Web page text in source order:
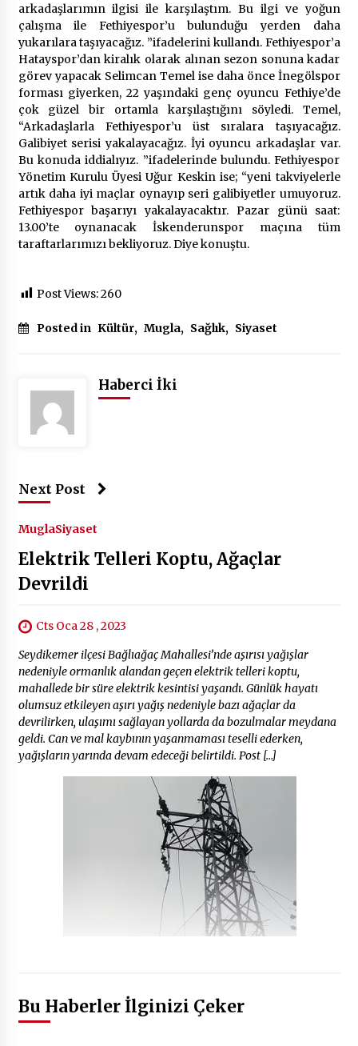
Saadet Partisi Ziyaretlere Devam Ediyor
4 ay ago
Başkan Aras “Bizler Günü Kurtaran Değil, Yarını
Kuran İşler İçin Çalışacağız”
9 ay ago
Seydikemer Belediye Meclisi Ekim Ayı
Toplantısı Yapıldı
2 yıl ago
“Hiç Kimse Kaçak Yapım Legalleşecek Ümidinde
Olmamalı”
2 yıl ago
arkadaşlarımın ilgisi ile karşılaştım. Bu ilgi ve yoğun
çalışma ile Fethiyespor’u bulunduğu yerden daha
yukarılara taşıyacağız. ”ifadelerini kullandı. Fethiyespor’a
Hatayspor’dan kiralık olarak alınan sezon sonuna kadar
görev yapacak Selimcan Temel ise daha önce İnegölspor
forması giyerken, 22 yaşındaki genç oyuncu Fethiye’de
çok güzel bir ortamla karşılaştığını söyledi. Temel,
“Arkadaşlarla Fethiyespor’u üst sıralara taşıyacağız.
Galibiyet serisi yakalayacağız. İyi oyuncu arkadaşlar var.
Bu konuda iddialıyız. ”ifadelerinde bulundu. Fethiyespor
Yönetim Kurulu Üyesi Uğur Keskin ise; “yeni takviyelerle
artık daha iyi maçlar oynayıp seri galibiyetler umuyoruz.
Fethiyespor başarıyı yakalayacaktır. Pazar günü saat:
13.00’te oynanacak İskenderunspor maçına tüm
taraftarlarımızı bekliyoruz. Diye konuştu.
Post Views:260
Posted in Kültür, Mugla, Sağlık, Siyaset
Haberci İki
Next Post
MuglaSiyaset
Elektrik Telleri Koptu, Ağaçlar
Devrildi
Cts Oca 28 , 2023
Seydikemer ilçesi Bağlıağaç Mahallesi’nde aşırısı yağışlar
nedeniyle ormanlık alandan geçen elektrik telleri koptu,
mahallede bir süre elektrik kesintisi yaşandı. Günlük hayatı
olumsuz etkileyen aşırı yağış nedeniyle bazı ağaçlar da
devrilirken, ulaşımı sağlayan yollarda da bozulmalar meydana
geldi. Can ve mal kaybının yaşanmaması teselli ederken,
yağışların yarında devam edeceği belirtildi. Post […]
Bu Haberler İlginizi Çeker